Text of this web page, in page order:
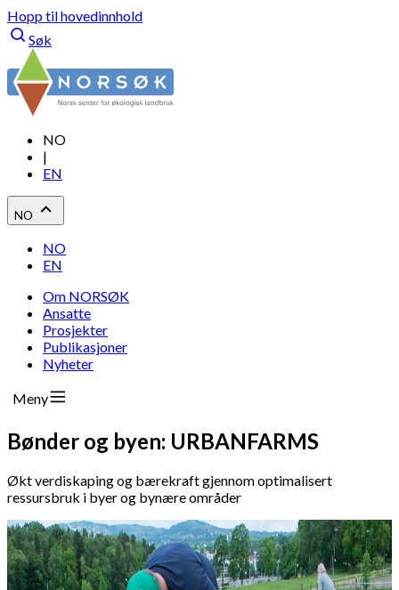
Hopp til hovedinnhold
Søk
NO
|
EN
NO
NO
EN
Om NORSØK
Ansatte
Prosjekter
Publikasjoner
Nyheter
Meny
Bønder og byen: URBANFARMS
Økt verdiskaping og bærekraft gjennom optimalisert
ressursbruk i byer og bynære områder